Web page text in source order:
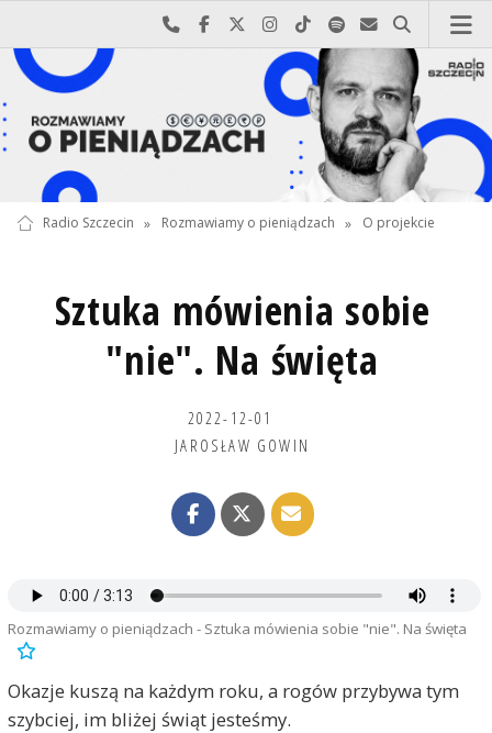
Najlepiej po prostu do nas zadzwoń
Odwiedź nas na Facebook-u
Odwiedź nas na X
Odwiedź nas na Instagram-ie
Odwiedź nas na TikTok-u
Szukaj nas na Spotify
Wyślij do nas
Szukaj
Radio Szczecin » Rozmawiamy o pieniądzach » O projekcie
Sztuka mówienia sobie
"nie". Na święta
2022-12-01
JAROSŁAW GOWIN
Rozmawiamy o pieniądzach - Sztuka mówienia sobie "nie". Na święta
Okazje kuszą na każdym roku, a rogów przybywa tym
szybciej, im bliżej świąt jesteśmy.